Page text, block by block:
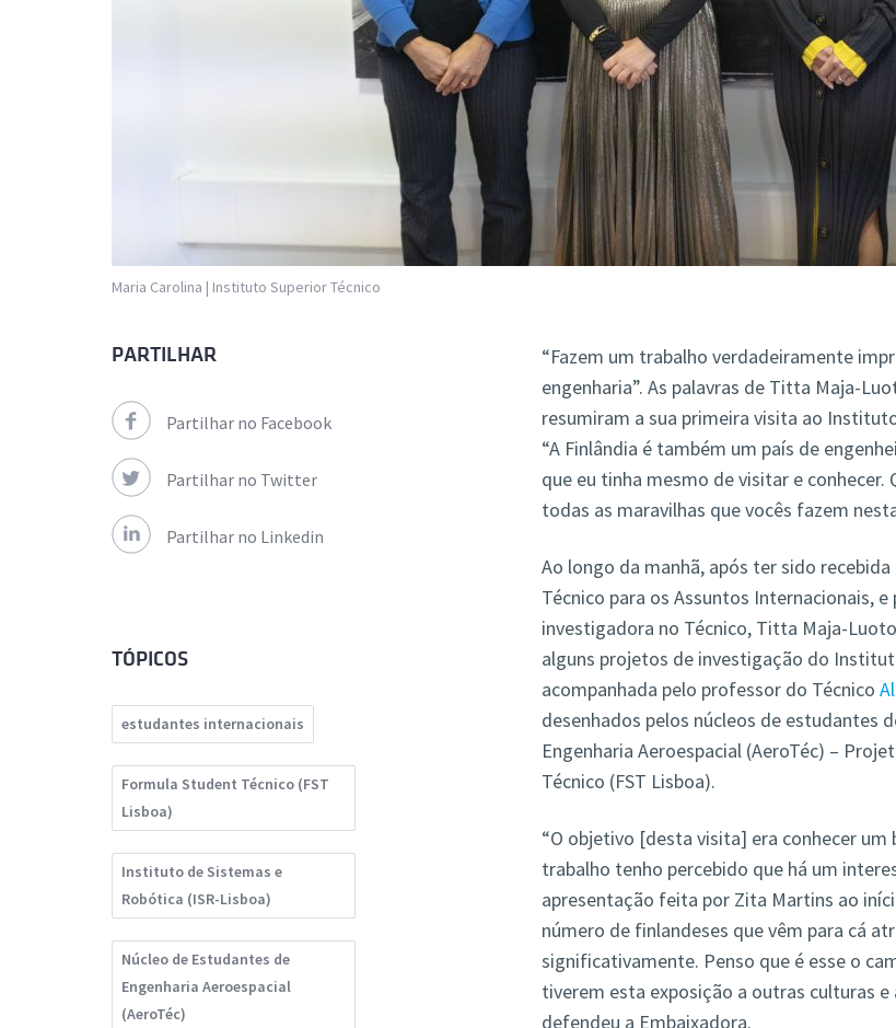
Maria Carolina | Instituto Superior Técnico
“Fazem um trabalho verdadeiramente
engenharia”. As palavras de Titta Maja-
resumiram a sua primeira visita ao
“A Finlândia é também um país de
que eu tinha mesmo de visitar e conhecer.
todas as maravilhas que vocês fazem
Ao longo da manhã, após ter sido recebida
Técnico para os Assuntos Internacionais, e
investigadora no Técnico, Titta Maja-
alguns projetos de investigação do
acompanhada pelo professor do Técnico
desenhados pelos núcleos de estudantes
Engenharia Aeroespacial (AeroTéc) –
Técnico (FST Lisboa).
“O objetivo [desta visita] era conhecer
trabalho tenho percebido que há um
apresentação feita por Zita Martins ao
número de finlandeses que vêm para cá
significativamente. Penso que é esse o
tiverem esta exposição a outras culturas e
defendeu a Embaixadora.
PARTILHAR
Partilhar no Facebook
Partilhar no Twitter
Partilhar no Linkedin
TÓPICOS
estudantes internacionais
Formula Student Técnico (FST
Lisboa)
Instituto de Sistemas e
Robótica (ISR-Lisboa)
Núcleo de Estudantes de
Engenharia Aeroespacial
(AeroTéc)